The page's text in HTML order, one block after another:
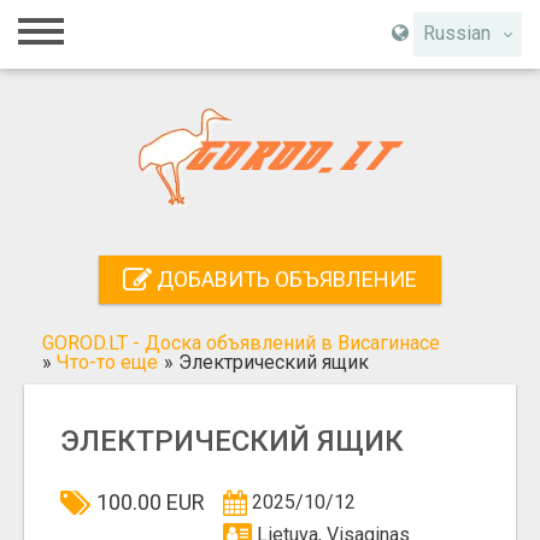
Russian
Главная
Регистрация
Поиск
ДОБАВИТЬ ОБЪЯВЛЕНИЕ
GOROD.LT - Доска объявлений в Висагинасе
» Что-то еще » Электрический ящик
ЭЛЕКТРИЧЕСКИЙ ЯЩИК
100.00 EUR
2025/10/12
Lietuva, Visaginas